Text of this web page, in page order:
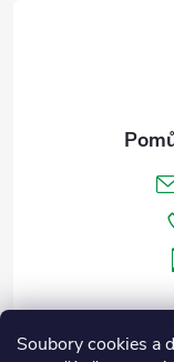
Soubory cookies a